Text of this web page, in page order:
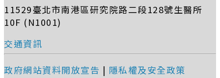
11529臺北市南港區研究院路二段128號生醫所
10F (N1001)
交通資訊
政府網站資料開放宣告 | 隱私權及安全政策